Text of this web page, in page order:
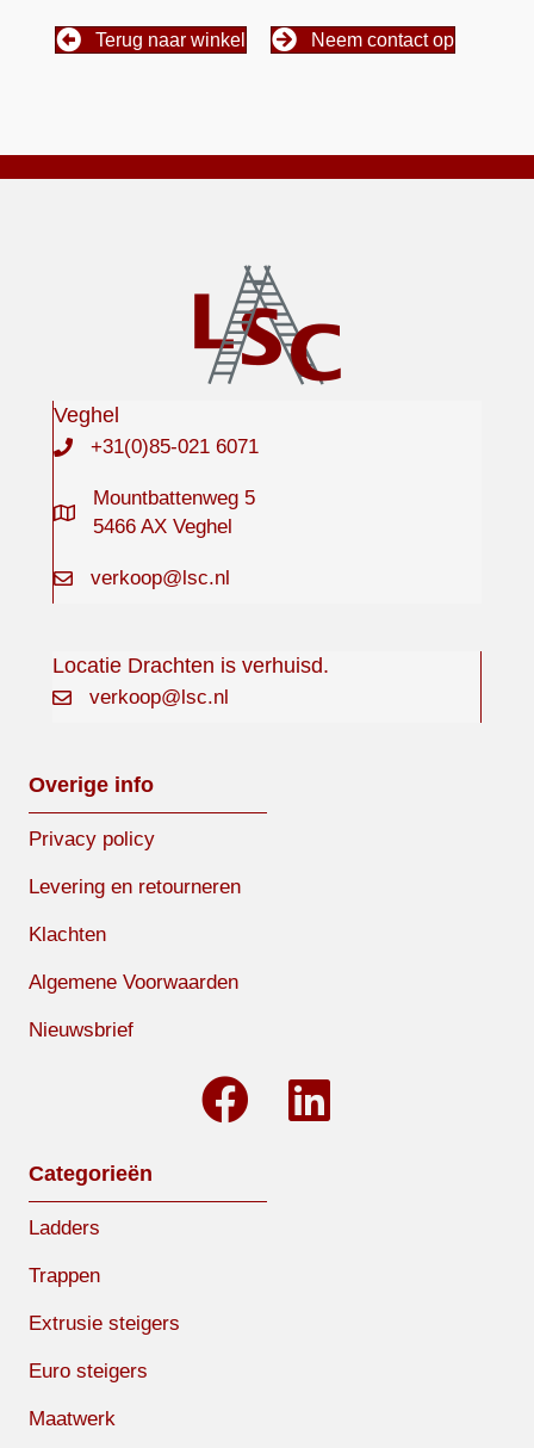
Terug naar winkel Neem contact op
Veghel
+31(0)85-021 6071
Mountbattenweg 5
5466 AX Veghel
verkoop@lsc.nl
Locatie Drachten is verhuisd.
verkoop@lsc.nl
Overige info
Privacy policy
Levering en retourneren
Klachten
Algemene Voorwaarden
Nieuwsbrief
Categorieën
Ladders
Trappen
Extrusie steigers
Euro steigers
Maatwerk